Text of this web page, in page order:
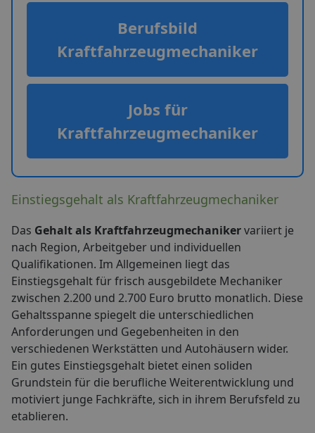
Berufsbild
Kraftfahrzeugmechaniker
Jobs für
Kraftfahrzeugmechaniker
Einstiegsgehalt als Kraftfahrzeugmechaniker
Das Gehalt als Kraftfahrzeugmechanikervariiert je
nach Region, Arbeitgeber und individuellen
Qualifikationen. Im Allgemeinen liegt das
Einstiegsgehalt für frisch ausgebildete Mechaniker
zwischen 2.200 und 2.700 Euro brutto monatlich. Diese
Gehaltsspanne spiegelt die unterschiedlichen
Anforderungen und Gegebenheiten in den
verschiedenen Werkstätten und Autohäusern wider.
Ein gutes Einstiegsgehalt bietet einen soliden
Grundstein für die berufliche Weiterentwicklung und
motiviert junge Fachkräfte, sich in ihrem Berufsfeld zu
etablieren.